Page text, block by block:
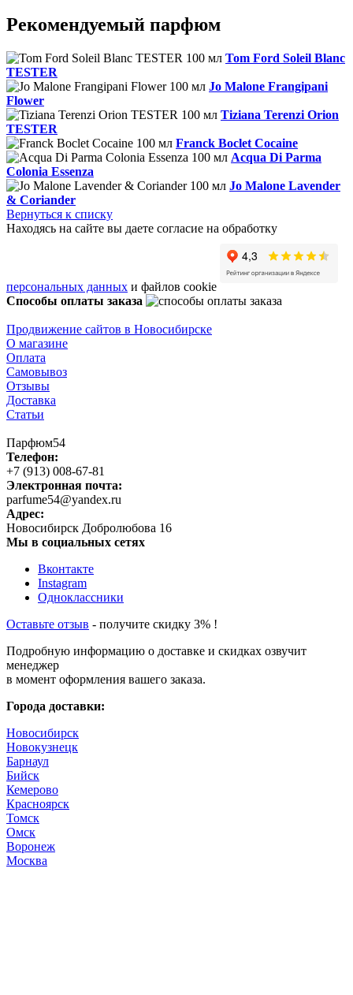
Рекомендуемый парфюм
Tom Ford Soleil Blanc
TESTER
Jo Malone Frangipani
Flower
Tiziana Terenzi Orion
TESTER
Franck Boclet Cocaine
Acqua Di Parma
Colonia Essenza
Jo Malone Lavender
& Coriander
Вернуться к списку
Находясь на сайте вы даете согласие на обработку
персональных данных и файлов cookie
Способы оплаты заказа
Продвижение сайтов в Новосибирске
О магазине
Оплата
Самовывоз
Отзывы
Доставка
Статьи
Парфюм54
Телефон:
+7 (913) 008-67-81
Электронная почта:
parfume54@yandex.ru
Адрес:
Новосибирск Добролюбова 16
Мы в социальных сетях
Вконтакте
Instagram
Одноклассники
Оставьте отзыв - получите скидку 3% !
Подробную информацию о доставке и скидках озвучит
менеджер
в момент оформления вашего заказа.
Города доставки:
Новосибирск
Новокузнецк
Барнаул
Бийск
Кемерово
Красноярск
Томск
Омск
Воронеж
Москва